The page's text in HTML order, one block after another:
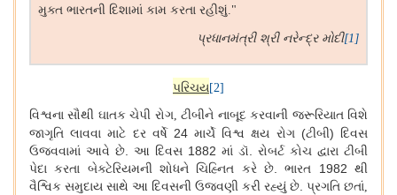
મુક્ત ભારતની દિશામાં કામ કરતા રહીશું."
પ્રધાનમંત્રી શ્રી નરેન્દ્ર મોદી[1]
પરિચય[2]
વિશ્વના સૌથી ઘાતક ચેપી રોગ,ટીબીને નાબૂદ કરવાની જરૂરિયાત વિશે
જાગૃતિ લાવવા માટે દર વર્ષે 24 માર્ચે વિશ્વ ક્ષય રોગ (ટીબી) દિવસ
ઉજવવામાં આવે છે. આ દિવસ 1882 માં ડૉ. રોબર્ટ કોચ દ્વારા ટીબી
પેદા કરતા બેક્ટેરિયમની શોધને ચિહ્નિત કરે છે. ભારત 1982 થી
વૈશ્વિક સમુદાય સાથે આ દિવસની ઉજવણી કરી રહ્યું છે. પ્રગતિ છતાં,